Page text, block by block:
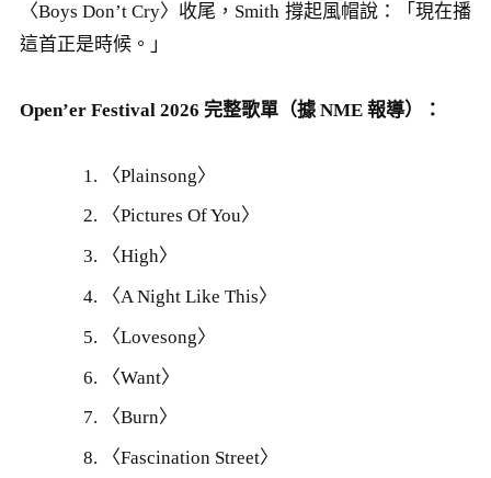
〈Boys Don’t Cry〉收尾，Smith 撐起風帽說：「現在播
這首正是時候。」
Open’er Festival 2026 完整歌單（據 NME 報導）：
〈Plainsong〉
〈Pictures Of You〉
〈High〉
〈A Night Like This〉
〈Lovesong〉
〈Want〉
〈Burn〉
〈Fascination Street〉